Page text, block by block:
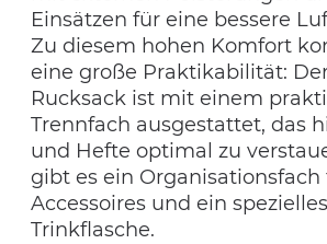
Einsätzen für eine bessere
Zu diesem hohen Komfort
eine große Praktikabilität:
Rucksack ist mit einem
Trennfach ausgestattet, das
und Hefte optimal zu
gibt es ein Organisationsfach
Accessoires und ein
Trinkflasche.